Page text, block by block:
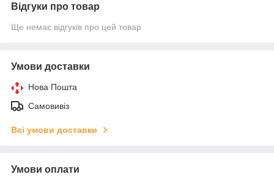
Відгуки про товар
Ще немає відгуків про цей товар
Умови доставки
Нова Пошта
Самовивіз
Всі умови доставки
Умови оплати